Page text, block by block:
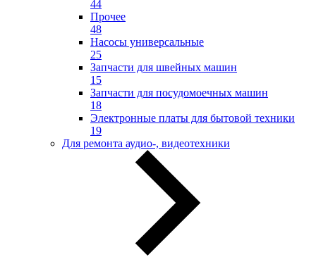
44
Прочее
48
Насосы универсальные
25
Запчасти для швейных машин
15
Запчасти для посудомоечных машин
18
Электронные платы для бытовой техники
19
Для ремонта аудио-, видеотехники